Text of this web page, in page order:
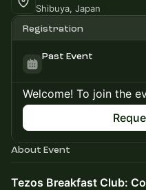
Shibuya, Japan
Registration
Past Event
Welcome! To join the
About Event
Tezos Breakfast Club: